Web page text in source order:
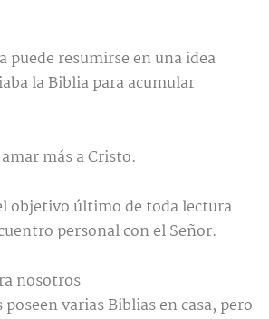
puede resumirse en una idea
la Biblia para acumular
más a Cristo.
objetivo último de toda lectura
personal con el Señor.
nosotros
varias Biblias en casa, pero